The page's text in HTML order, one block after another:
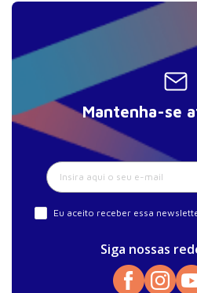
Mantenha-se
Eu aceito receber essa
Siga nossas